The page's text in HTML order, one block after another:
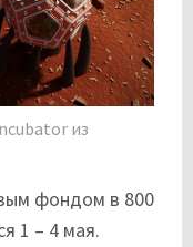
из
фондом в 800
1 – 4 мая.